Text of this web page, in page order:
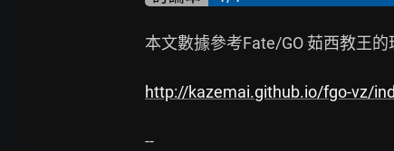
本文數據參考Fate/GO 茹西教王的
http://kazemai.github.io/fgo-vz/
--